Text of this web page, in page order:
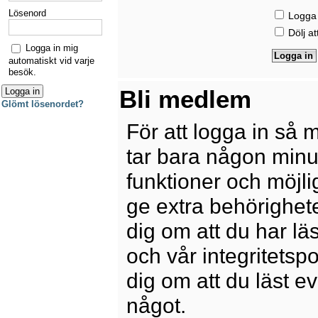
Dölj
Bli medlem
För att logga in så
tar bara någon
funktioner och
ge extra
dig om att du har
och vår
dig om att du läst
något.
Lösenord
Logga in mig
automatiskt vid varje
besök.
Glömt lösenordet?